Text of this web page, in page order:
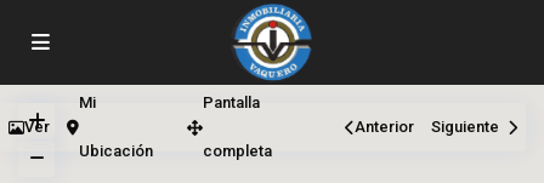
Ver
Mi
Ubicación
Pantalla
completa
Anterior Siguiente